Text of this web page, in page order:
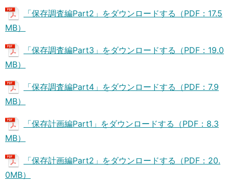
「保存調査編Part2」をダウンロードする（PDF：17.5
MB）
「保存調査編Part3」をダウンロードする（PDF：19.0
MB）
「保存調査編Part4」をダウンロードする（PDF：7.9
MB）
「保存計画編Part1」をダウンロードする（PDF：8.3
MB）
「保存計画編Part2」をダウンロードする（PDF：20.
0MB）